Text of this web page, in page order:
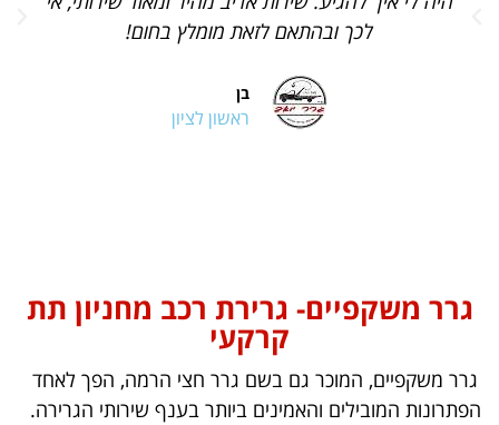
לכך ובהתאם לזאת מומלץ בחום!
בן
ראשון לציון
גרר משקפיים- גרירת רכב מחניון תת
קרקעי
גרר משקפיים, המוכר גם בשם גרר חצי הרמה, הפך לאחד
הפתרונות המובילים והאמינים ביותר בענף שירותי הגרירה.